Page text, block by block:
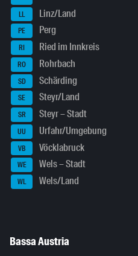
LL Linz/Land
PE Perg
RI Ried im Innkreis
RO Rohrbach
SD Schärding
SE Steyr/Land
SR Steyr – Stadt
UU Urfahr/Umgebung
VB Vöcklabruck
WE Wels – Stadt
WL Wels/Land
Bassa Austria